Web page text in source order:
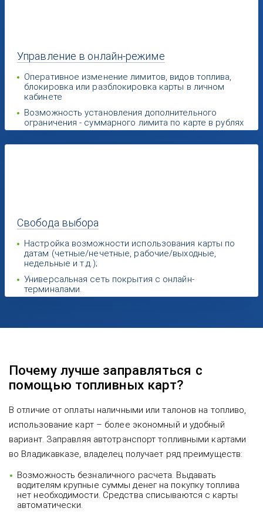
Управление в онлайн-режиме
Оперативное изменение лимитов, видов топлива,
блокировка или разблокировка карты в личном
кабинете
Возможность установления дополнительного
ограничения - суммарного лимита по карте в рублях
Свобода выбора
Настройка возможности использования карты по
датам (четные/нечетные, рабочие/выходные,
недельные и т.д.);
Универсальная сеть покрытия с онлайн-
терминалами.
Почему лучше заправляться с
помощью топливных карт?
В отличие от оплаты наличными или талонов на топливо,
использование карт – более экономный и удобный
вариант. Заправляя автотранспорт топливными картами
во Владикавказе, владелец получает ряд преимуществ:
Возможность безналичного расчета. Выдавать
водителям крупные суммы денег на покупку топлива
нет необходимости. Средства списываются с карты
автоматически.